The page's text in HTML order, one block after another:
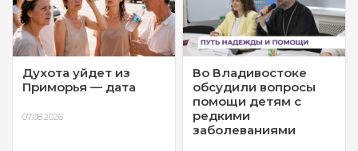
Духота уйдет из
Приморья — дата
07.08.2026
Во Владивостоке
обсудили вопросы
помощи детям с
редкими
заболеваниями